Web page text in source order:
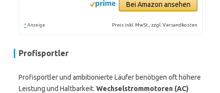
Bei Amazon ansehen
* Anzeige Preis inkl. MwSt., zzgl. Versandkosten
Profisportler
Profisportler und ambitionierte Läufer benötigen oft höhere
Leistung und Haltbarkeit. Wechselstrommotoren (AC)